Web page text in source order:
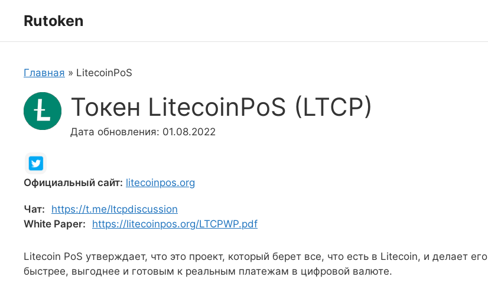
Rutoken
Главная » LitecoinPoS
Токен LitecoinPoS (LTCP)
Дата обновления: 01.08.2022
Официальный сайт: litecoinpos.org
Чат:
https://t.me/ltcpdiscussion
White Paper:
https://litecoinpos.org/LTCPWP.pdf
Litecoin PoS утверждает, что это проект, который берет все, что есть в Litecoin, и делает его
быстрее, выгоднее и готовым к реальным платежам в цифровой валюте.